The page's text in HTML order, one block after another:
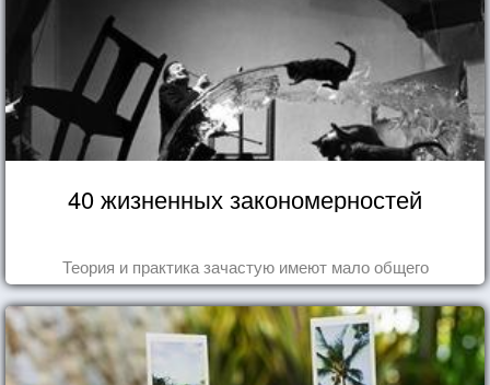
40 жизненных закономерностей
Теория и практика зачастую имеют мало общего